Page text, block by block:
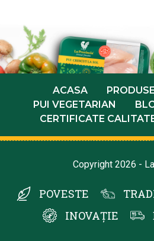
ACASA PRODUSE
PUI VEGETARIAN
CERTIFICATE
Copyright 2026 -
POVESTE
INOVAȚIE